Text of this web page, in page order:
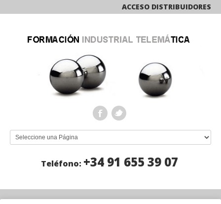
ACCESO DISTRIBUIDORES
Teléfono: +34 91 655 39 07